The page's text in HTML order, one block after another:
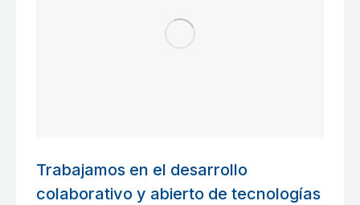
Trabajamos en el desarrollo
colaborativo y abierto de tecnologías